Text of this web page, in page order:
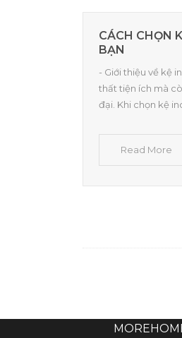
CÁCH CHỌN
BẠN
- Giới thiệu về kệ
thất tiện ích mà
đại. Khi chọn kệ
Read More